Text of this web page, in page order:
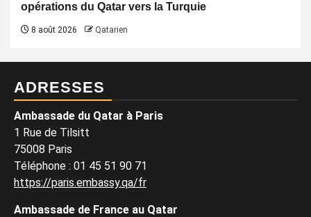
opérations du Qatar vers la Turquie
8 août 2026 Qatarien
ADRESSES
Ambassade du Qatar à Paris
1 Rue de Tilsitt
75008 Paris
Téléphone : 01 45 51 90 71
https://paris.embassy.qa/fr
Ambassade de France au Qatar